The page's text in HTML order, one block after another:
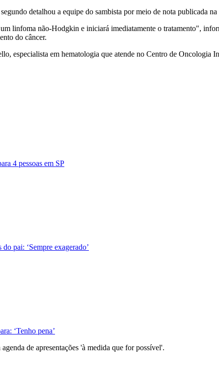
detalhou a equipe do sambista por meio de nota publicada na
linfoma não-Hodgkin e iniciará imediatamente o tratamento",
do câncer.
especialista em hematologia que atende no Centro de
4 pessoas em SP
pai: ‘Sempre exagerado’
‘Tenho pena’
de apresentações 'à medida que for possível'.